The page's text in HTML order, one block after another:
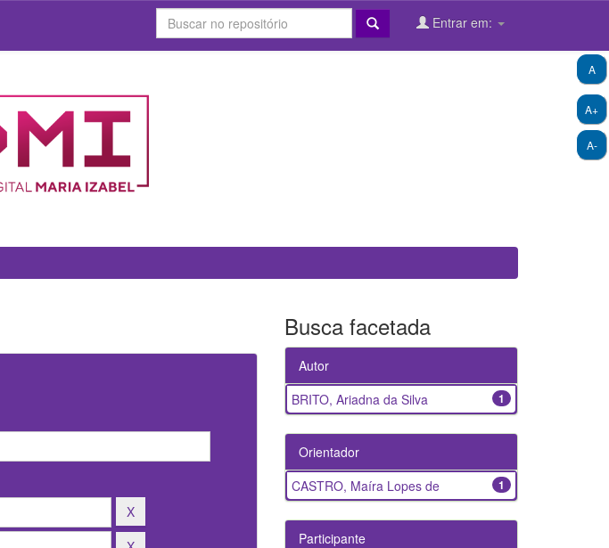
Entrar em:
A+
A-
A
Busca facetada
Autor
1
BRITO, Ariadna da Silva
Orientador
1
CASTRO, Maíra Lopes de
Participante